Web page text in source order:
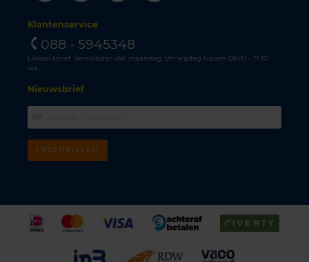
Klantenservice
088 - 5945348
Lokaal tarief. Bereikbaar van maandag t/m vrijdag tussen 08.00 - 17.30
uur.
Nieuwsbrief
INSCHRIJVEN